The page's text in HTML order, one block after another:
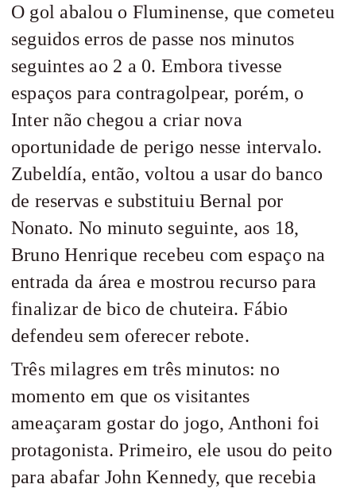
O gol abalou o Fluminense, que cometeu
seguidos erros de passe nos minutos
seguintes ao 2 a 0. Embora tivesse
espaços para contragolpear, porém, o
Inter não chegou a criar nova
oportunidade de perigo nesse intervalo.
Zubeldía, então, voltou a usar do banco
de reservas e substituiu Bernal por
Nonato. No minuto seguinte, aos 18,
Bruno Henrique recebeu com espaço na
entrada da área e mostrou recurso para
finalizar de bico de chuteira. Fábio
defendeu sem oferecer rebote.
Três milagres em três minutos: no
momento em que os visitantes
ameaçaram gostar do jogo, Anthoni foi
protagonista. Primeiro, ele usou do peito
para abafar John Kennedy, que recebia